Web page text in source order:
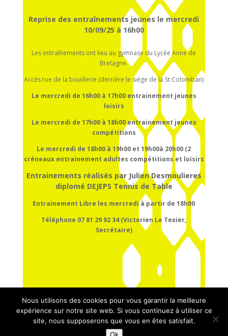
Reprise des entraînements jeunes le mercredi
10/09/25 à 16h00
Les entraînements ont lieu au gymnase du Lycée Anne de
Bretagne.
Accès rue de la bouillerie (derrière le siège de la St Colomban)
Le mercredi de 16h00 à 17h00 entrainement jeunes
loisirs
Le mercredi de 17h00 à 18h00entrainement jeunes
compétitions
Le mercredi de 18h00 à 19h00 et 19h00à 20h00 (2
créneaux entrainement adultes compétitions et loisirs
Entrainements réalisés par Julien Desmoulieres
diplomé DEJEPS Tennis de Table
Entrainement Libre les mercredi à partir de 18h00
Téléphone 07 81 29 92 34 (Victorien Le Texier,
Secrétaire)
Nous utilisons des cookies pour vous garantir la meilleure
expérience sur notre site web. Si vous continuez à utiliser ce
site, nous supposerons que vous en êtes satisfait.